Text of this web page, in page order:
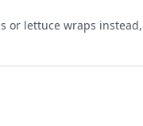
or lettuce wraps